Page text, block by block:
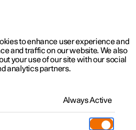
privatkunder
to enhance user experience and
and traffic on our website. We also
your use of our site with our social
analytics partners.
Always Active